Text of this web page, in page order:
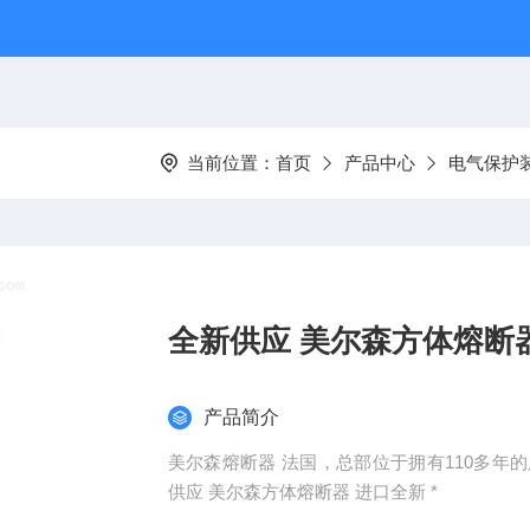
当前位置： 首页 产品中心 电气保护
全新供应 美尔森方体熔断
产品简介
美尔森熔断器 法国，总部位于拥有110多年
供应 美尔森方体熔断器 进口全新 *